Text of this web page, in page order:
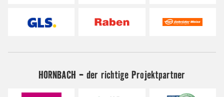
HORNBACH - der richtige Projektpartner